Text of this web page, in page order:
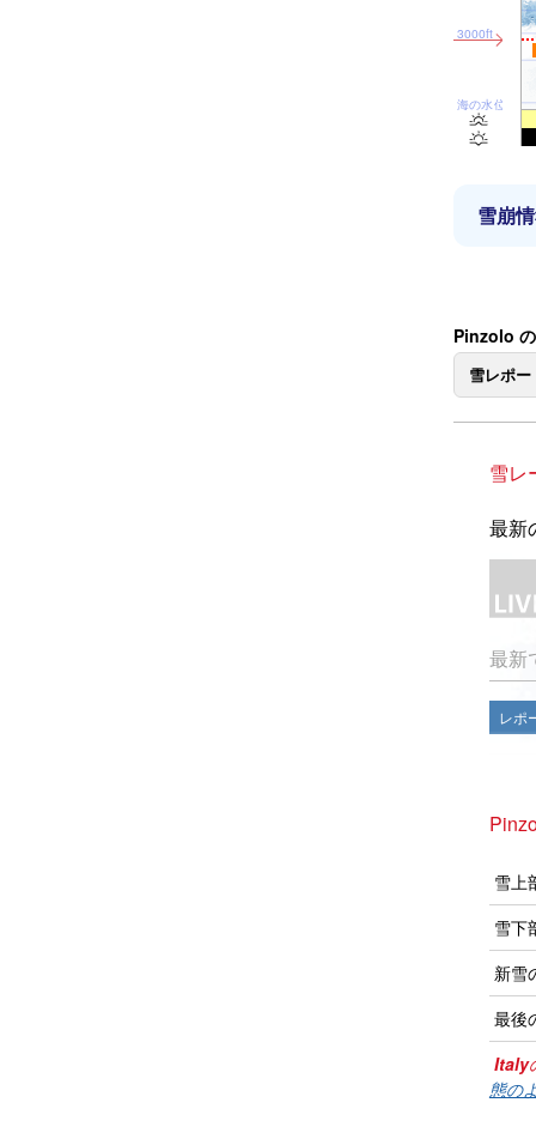
海の水位
3000ft
雪崩
Pinzolo
雪レポー
雪レ
最新
最新
レポ
雪上
雪下
新雪
最後
Italy
態の